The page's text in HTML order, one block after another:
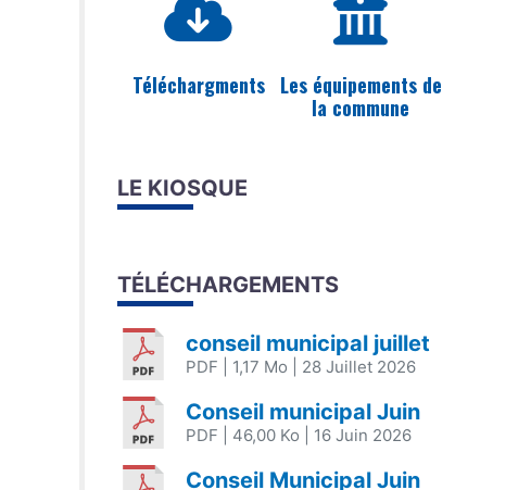
Téléchargments Les équipements de
la commune
LE KIOSQUE
TÉLÉCHARGEMENTS
conseil municipal juillet
PDF | 1,17 Mo | 28 Juillet 2026
Conseil municipal Juin
PDF | 46,00 Ko | 16 Juin 2026
Conseil Municipal Juin